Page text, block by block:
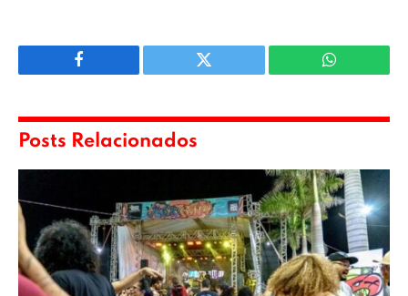
Facebook Twitter WhatsApp
Posts Relacionados